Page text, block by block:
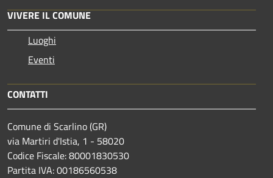
VIVERE IL COMUNE
Luoghi
Eventi
CONTATTI
Comune di Scarlino (GR)
via Martiri d'Istia, 1 - 58020
Codice Fiscale: 80001830530
Partita IVA: 00186560538